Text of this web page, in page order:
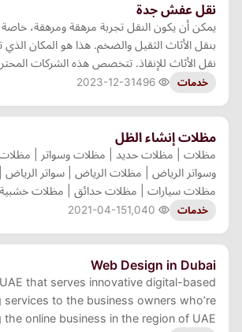
نقل عفش جدة
يمكن أن يكون النقل تجربة مرهقة ومرهقة، خاصة
بنقل الأثاث الثقيل والضخم. هذا هو المكان
نقل الأثاث للإنقاذ. تتخصص هذه الشركات
خدمات 2023-12-31
مظلات إنشاء الظل
مظلات | مظلات حديد | مظلات وسواتر |
وسواتر الرياض | مظلات الرياض | سواتر
مظلات سيارات | مظلات حدائق | مظلات خشبية
خدمات 2021-04-15
Web Design in Dubai
that serves innovative digital-based
services to the business owners who’re
the online business in the region of UAE.